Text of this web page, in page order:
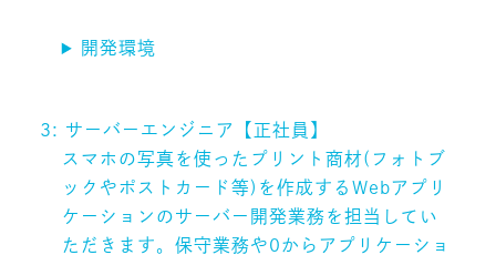
開発環境
3: サーバーエンジニア【正社員】
スマホの写真を使ったプリント商材(フォトブ
ックやポストカード等)を作成するWebアプリ
ケーションのサーバー開発業務を担当してい
ただきます。保守業務や0からアプリケーショ